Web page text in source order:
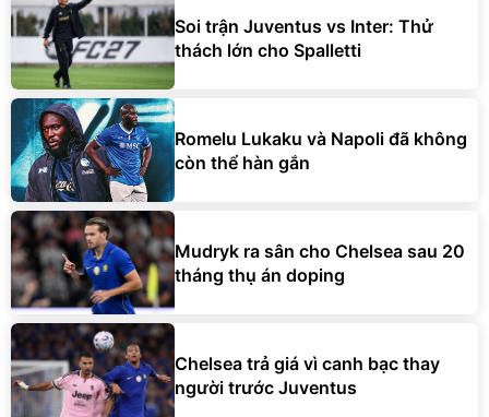
Soi trận Juventus vs Inter: Thử
thách lớn cho Spalletti
Romelu Lukaku và Napoli đã không
còn thể hàn gắn
Mudryk ra sân cho Chelsea sau 20
tháng thụ án doping
Chelsea trả giá vì canh bạc thay
người trước Juventus